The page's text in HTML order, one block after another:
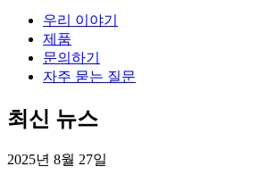
우리 이야기
제품
문의하기
자주 묻는 질문
최신 뉴스
2025년 8월 27일